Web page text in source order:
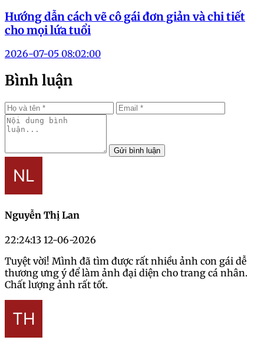
Hướng dẫn cách vẽ cô gái đơn giản và chi tiết
cho mọi lứa tuổi
2026-07-05 08:02:00
Bình luận
Gửi bình luận
Nguyễn Thị Lan
22:24:13 12-06-2026
Tuyệt vời! Mình đã tìm được rất nhiều ảnh con gái dễ
thương ưng ý để làm ảnh đại diện cho trang cá nhân.
Chất lượng ảnh rất tốt.